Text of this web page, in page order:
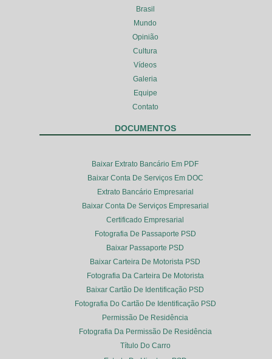
Brasil
Mundo
Opinião
Cultura
Vídeos
Galeria
Equipe
Contato
DOCUMENTOS
Baixar Extrato Bancário Em PDF
Baixar Conta De Serviços Em DOC
Extrato Bancário Empresarial
Baixar Conta De Serviços Empresarial
Certificado Empresarial
Fotografia De Passaporte PSD
Baixar Passaporte PSD
Baixar Carteira De Motorista PSD
Fotografia Da Carteira De Motorista
Baixar Cartão De Identificação PSD
Fotografia Do Cartão De Identificação PSD
Permissão De Residência
Fotografia Da Permissão De Residência
Título Do Carro